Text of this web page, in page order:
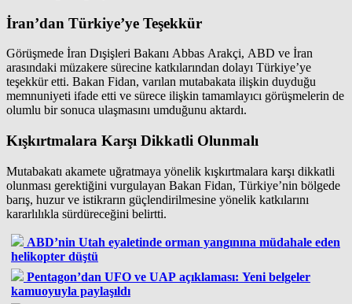
İran’dan Türkiye’ye Teşekkür
Görüşmede İran Dışişleri Bakanı Abbas Arakçi, ABD ve İran
arasındaki müzakere sürecine katkılarından dolayı Türkiye’ye
teşekkür etti. Bakan Fidan, varılan mutabakata ilişkin duyduğu
memnuniyeti ifade etti ve sürece ilişkin tamamlayıcı görüşmelerin de
olumlu bir sonuca ulaşmasını umduğunu aktardı.
Kışkırtmalara Karşı Dikkatli Olunmalı
Mutabakatı akamete uğratmaya yönelik kışkırtmalara karşı dikkatli
olunması gerektiğini vurgulayan Bakan Fidan, Türkiye’nin bölgede
barış, huzur ve istikrarın güçlendirilmesine yönelik katkılarını
kararlılıkla sürdüreceğini belirtti.
ABD’nin Utah eyaletinde orman yangınına müdahale eden
helikopter düştü
Pentagon’dan UFO ve UAP açıklaması: Yeni belgeler
kamuoyuyla paylaşıldı